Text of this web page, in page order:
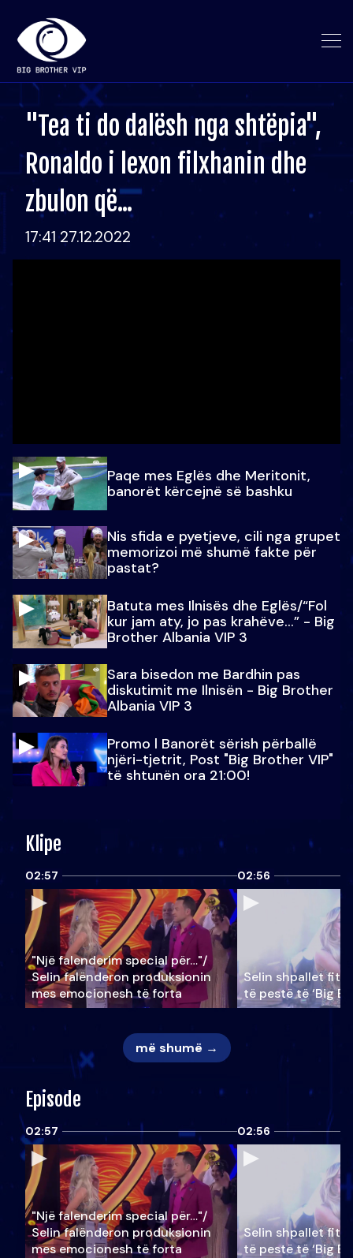
"Tea ti do dalësh nga shtëpia",
Ronaldo i lexon filxhanin dhe
zbulon që...
17:41 27.12.2022
Paqe mes Eglës dhe Meritonit,
banorët kërcejnë së bashku
Nis sfida e pyetjeve, cili nga grupet
memorizoi më shumë fakte për
pastat?
Batuta mes Ilnisës dhe Eglës/“Fol
kur jam aty, jo pas krahëve…” - Big
Brother Albania VIP 3
Sara bisedon me Bardhin pas
diskutimit me Ilnisën - Big Brother
Albania VIP 3
Promo l Banorët sërish përballë
njëri-tjetrit, Post "Big Brother VIP"
të shtunën ora 21:00!
Klipe
02:57
"Një falenderim special për…"/
Selin falënderon produksionin
mes emocionesh të forta
02:56
Selin shpallet
të pestë të ‘Big
më shumë →
Episode
02:57
"Një falenderim special për…"/
Selin falënderon produksionin
mes emocionesh të forta
02:56
Selin shpallet
të pestë të ‘Big